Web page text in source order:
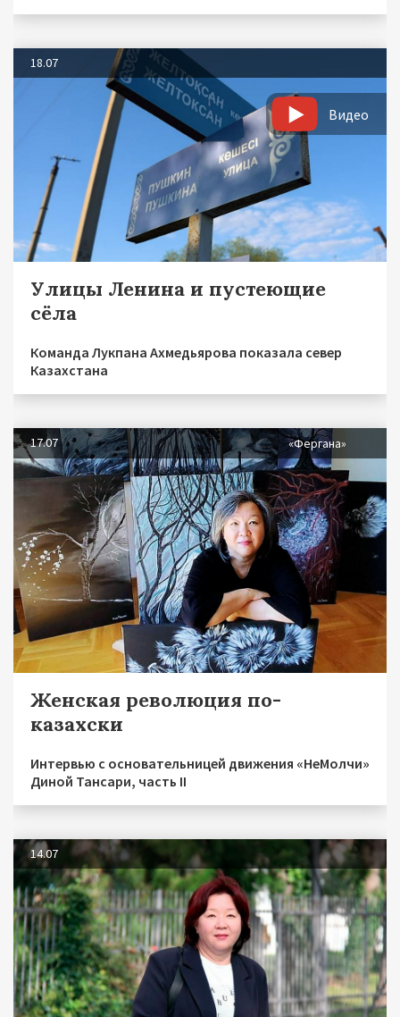
18.07
Видео
Улицы Ленина и пустеющие
сёла
Команда Лукпана Ахмедьярова показала север
Казахстана
17.07 «Фергана»
Женская революция по-
казахски
Интервью с основательницей движения «НеМолчи»
Диной Тансари, часть II
14.07